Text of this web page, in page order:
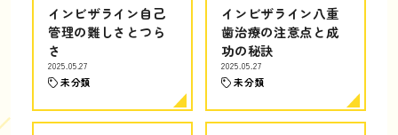
インビザライン自己
管理の難しさとつら
さ
2025.05.27
未分類
インビザライン八重
歯治療の注意点と成
功の秘訣
2025.05.27
未分類